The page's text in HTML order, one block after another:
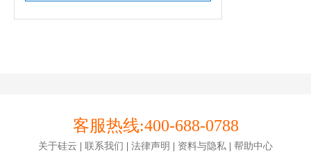
客服热线:400-688-0788
关于硅云 | 联系我们 | 法律声明 | 资料与隐私 | 帮助中心